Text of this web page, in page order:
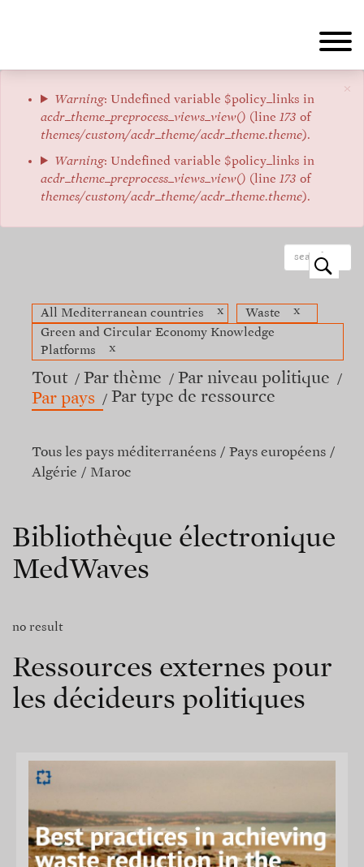
×
Message
d'erreur
Warning: Undefined variable $policy_links in
acdr_theme_preprocess_views_view() (line 173 of
themes/custom/acdr_theme/acdr_theme.theme).
Warning: Undefined variable $policy_links in
acdr_theme_preprocess_views_view() (line 173 of
themes/custom/acdr_theme/acdr_theme.theme).
o
All Mediterranean countries x Waste
x
Green and Circular Economy Knowledge
Platforms
x
Tout Par thème
Par niveau politique
Par pays
Par type de ressource
Tous les pays méditerranéens
Pays européens
Algérie
Maroc
Bibliothèque électronique
MedWaves
no result
Ressources externes pour
les décideurs politiques